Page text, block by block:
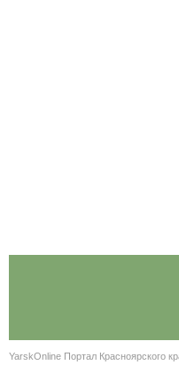
YarskOnline Портал Красноярского